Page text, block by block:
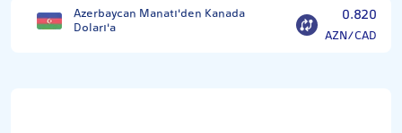
Azerbaycan Manatı'den Kanada
Doları'a
0.820
AZN/CAD